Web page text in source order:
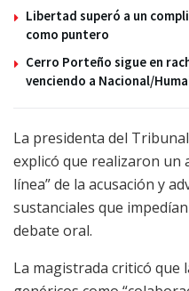
Libertad superó a un
como puntero
Cerro Porteño sigue en
venciendo a Nacional/
La presidenta del
explicó que realizaron un
línea” de la acusación y
sustanciales que
debate oral.
La magistrada criticó que